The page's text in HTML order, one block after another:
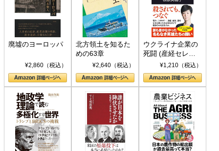
廃墟のヨーロッパ
¥2,860（税込）
北方領土を知るた
めの63章
¥2,640（税込）
ウクライナ企業の
死闘 (産経セレク
ト S 039)¥1,210（税込）